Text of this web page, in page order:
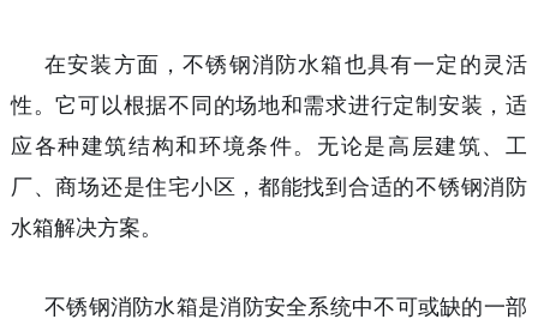
在安装方面，不锈钢消防水箱也具有一定的灵活
性。它可以根据不同的场地和需求进行定制安装，适
应各种建筑结构和环境条件。无论是高层建筑、工
厂、商场还是住宅小区，都能找到合适的不锈钢消防
水箱解决方案。
不锈钢消防水箱是消防安全系统中不可或缺的一部